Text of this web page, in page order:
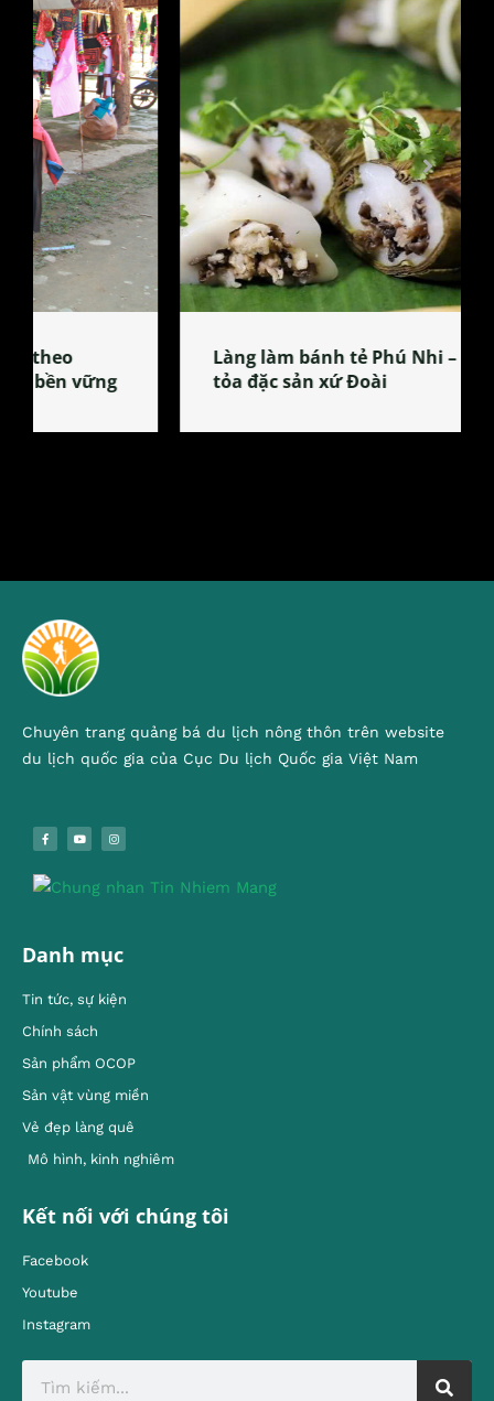
Làng làm bánh tẻ Phú Nhi – nơi lan
tỏa đặc sản xứ Đoài
Chuyên trang quảng bá du lịch nông thôn trên website
du lịch quốc gia của Cục Du lịch Quốc gia Việt Nam
Danh mục
Tin tức, sự kiện
Chính sách
Sản phẩm OCOP
Sản vật vùng miền
Vẻ đẹp làng quê
Mô hình, kinh nghiêm
Kết nối với chúng tôi
Facebook
Youtube
Instagram